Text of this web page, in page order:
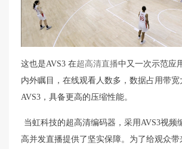
这也是AVS3 在超高清直播中又一次示范应
内外瞩目，在线观看人数多，数据占用带宽
AVS3，具备更高的压缩性能。
当虹科技的超高清编码器，采用AVS3视频
高并发直播提供了坚实保障。为了给观众